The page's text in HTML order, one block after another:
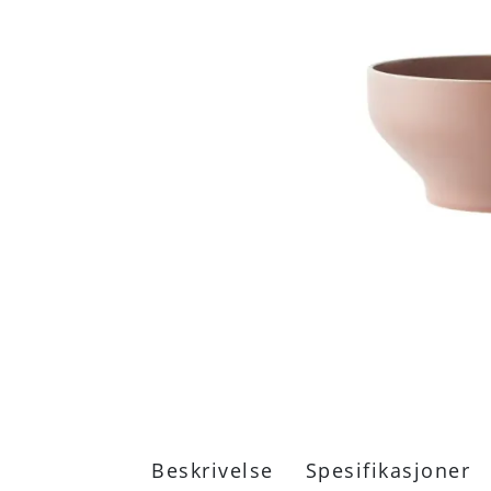
Beskrivelse Spesifikasjoner